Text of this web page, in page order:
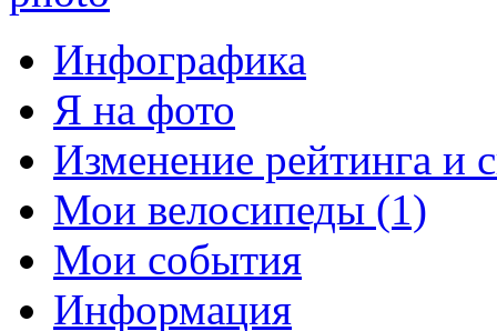
Инфографика
Я на фото
Изменение рейтинга и
Мои велосипеды (1)
Мои события
Информация